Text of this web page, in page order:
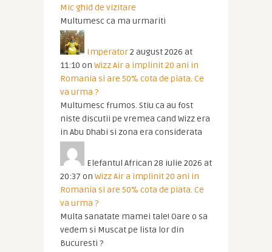
Mic ghid de vizitare
Multumesc ca ma urmariti
Imperator2 august 2026 at
11:10 on Wizz Air a implinit 20 ani in
Romania si are 50% cota de piata. Ce
va urma ?
Multumesc frumos. Stiu ca au fost
niste discutii pe vremea cand Wizz era
in Abu Dhabi si zona era considerata
Elefantul African 28 iulie 2026 at
20:37 on Wizz Air a implinit 20 ani in
Romania si are 50% cota de piata. Ce
va urma ?
Multa sanatate mamei tale! Oare o sa
vedem si Muscat pe lista lor din
Bucuresti ?